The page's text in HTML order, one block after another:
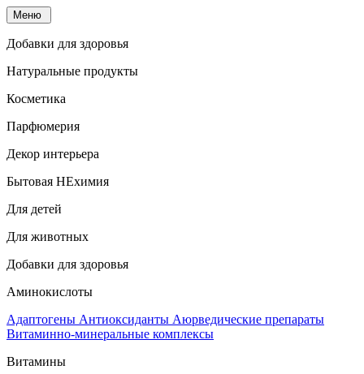
Меню
Добавки для здоровья
Натуральные продукты
Косметика
Парфюмерия
Декор интерьера
Бытовая НЕхимия
Для детей
Для животных
Добавки для здоровья
Аминокислоты
Адаптогены Антиоксиданты Аюрведические препараты
Витаминно-минеральные комплексы
Витамины